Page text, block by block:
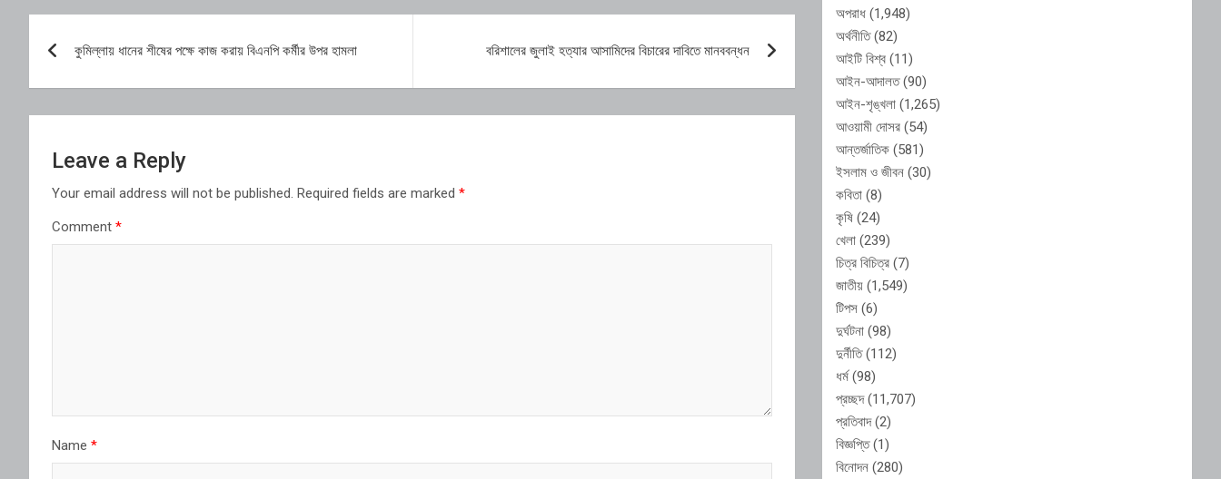
navigation
কুমিল্লায় ধানের শীষের পক্ষে কাজ করায় বিএনপি কর্মীর উপর হামলা বরিশালের জুলাই হত্যার আসামিদের বিচারের দাবিতে মানববন্ধন
Leave a Reply
Your email address will not be published. Required fields are marked *
Comment *
Name *
অপরাধ (1,948)
অর্থনীতি(82)
আইটি বিশ্ব (11)
আইন-আদালত(90)
আইন-শৃঙ্খলা (1,265)
আওয়ামী দোসর (54)
আন্তর্জাতিক (581)
ইসলাম ও জীবন (30)
কবিতা (8)
কৃষি (24)
খেলা (239)
চিত্র বিচিত্র (7)
জাতীয় (1,549)
টিপস (6)
দুর্ঘটনা (98)
দুর্নীতি(112)
ধর্ম(98)
প্রচ্ছদ(11,707)
প্রতিবাদ(2)
বিজ্ঞপ্তি(1)
বিনোদন (280)